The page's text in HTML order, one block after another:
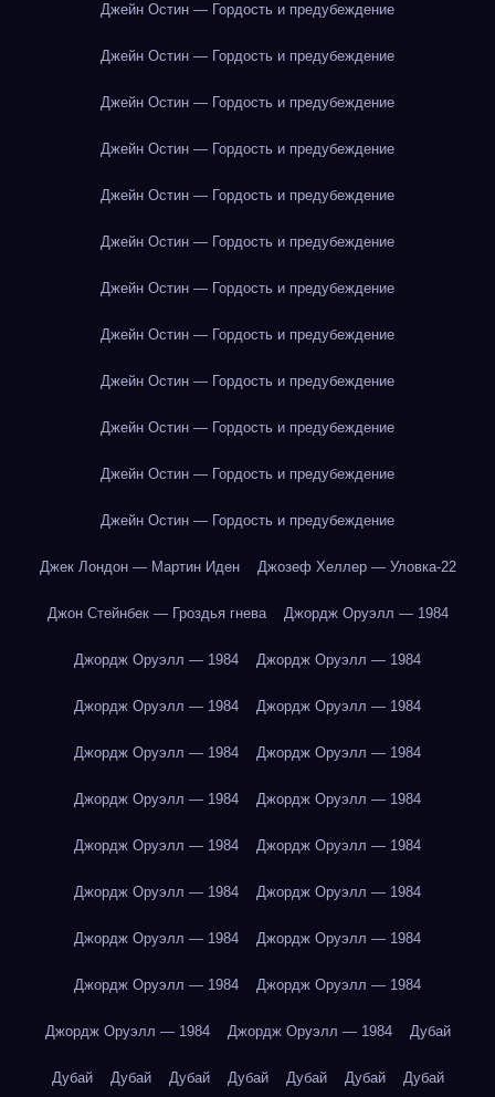
Джейн Остин — Гордость и предубеждение
Джейн Остин — Гордость и предубеждение
Джейн Остин — Гордость и предубеждение
Джейн Остин — Гордость и предубеждение
Джейн Остин — Гордость и предубеждение
Джейн Остин — Гордость и предубеждение
Джейн Остин — Гордость и предубеждение
Джейн Остин — Гордость и предубеждение
Джейн Остин — Гордость и предубеждение
Джейн Остин — Гордость и предубеждение
Джейн Остин — Гордость и предубеждение
Джейн Остин — Гордость и предубеждение
Джек Лондон — Мартин Иден Джозеф Хеллер — Уловка-22
Джон Стейнбек — Гроздья гнева Джордж Оруэлл — 1984
Джордж Оруэлл — 1984 Джордж Оруэлл — 1984
Джордж Оруэлл — 1984 Джордж Оруэлл — 1984
Джордж Оруэлл — 1984 Джордж Оруэлл — 1984
Джордж Оруэлл — 1984 Джордж Оруэлл — 1984
Джордж Оруэлл — 1984 Джордж Оруэлл — 1984
Джордж Оруэлл — 1984 Джордж Оруэлл — 1984
Джордж Оруэлл — 1984 Джордж Оруэлл — 1984
Джордж Оруэлл — 1984 Джордж Оруэлл — 1984
Джордж Оруэлл — 1984 Джордж Оруэлл — 1984 Дубай
Дубай Дубай Дубай Дубай Дубай Дубай Дубай